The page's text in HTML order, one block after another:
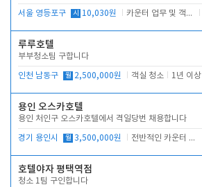
서울 영등포구 시 10,030원 카운터 업무 및 객실관리(청소상태 확인, 객실판매)
루루호텔
부부청소팀 구합니다
인천 남동구 월 2,500,000원 객실 청소 1년 이상
용인 오스카호텔
용인 처인구 오스카호텔에서 격일당번 채용합니다
경기 용인시 월 3,500,000원 전반적인 카운터 업무
호텔야자 평택역점
청소 1팀 구인합니다